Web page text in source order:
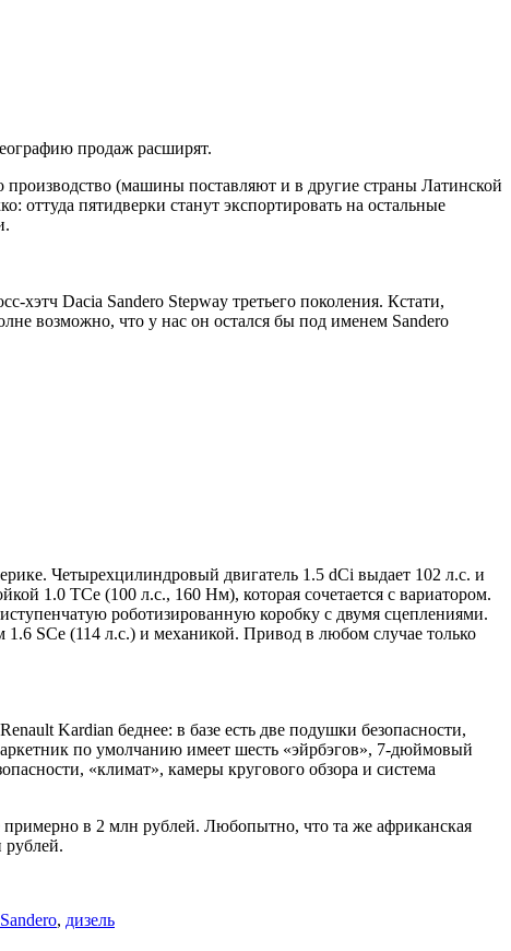
продаж расширят.
(машины поставляют и в другие страны Латинской
пятидверки станут экспортировать на остальные
хэтч Dacia Sandero Stepway третьего поколения. Кстати,
возможно, что у нас он остался бы под именем Sandero
Четырехцилиндровый двигатель 1.5 dCi выдает 102 л.с. и
1.0 TCe (100 л.с., 160 Нм), которая сочетается с вариатором.
роботизированную коробку с двумя сцеплениями.
SCe (114 л.с.) и механикой. Привод в любом случае только
Kardian беднее: в базе есть две подушки безопасности,
по умолчанию имеет шесть «эйрбэгов», 7-дюймовый
«климат», камеры кругового обзора и система
в 2 млн рублей. Любопытно, что та же африканская
рублей.
, дизель